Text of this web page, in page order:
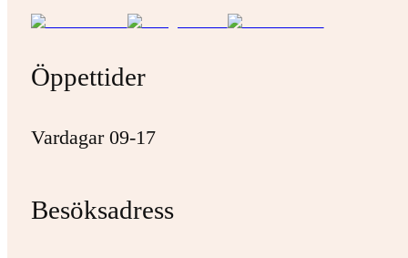
Öppettider
Vardagar 09-17
Besöksadress